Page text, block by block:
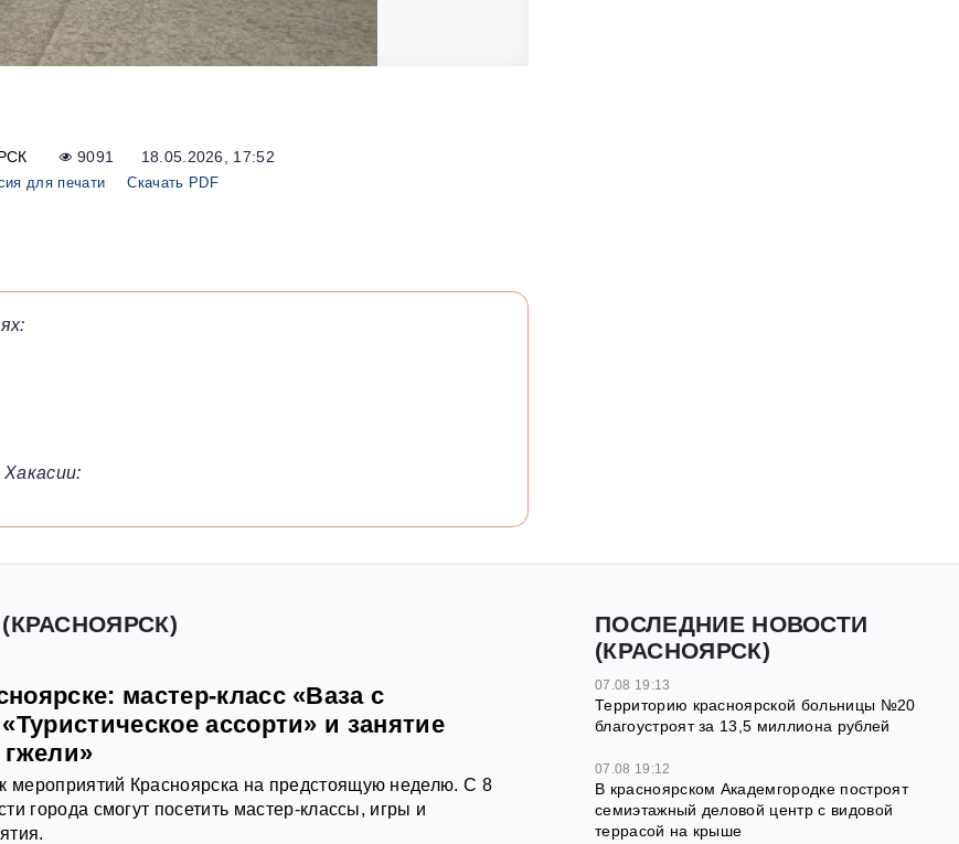
9091 18.05.2026, 17:52
для печати Скачать PDF
мастер-класс «Ваза с
ассорти» и занятие
мероприятий Красноярска на предстоящую неделю. С 8
города смогут посетить мастер-классы, игры и
ПОСЛЕДНИЕ НОВОСТИ
(КРАСНОЯРСК)
07.08 19:13
Территорию красноярской больницы №20
благоустроят за 13,5 миллиона рублей
07.08 19:12
В красноярском Академгородке построят
семиэтажный деловой центр с видовой
террасой на крыше